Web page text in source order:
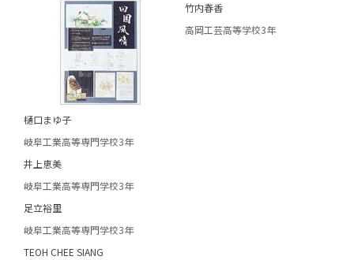
樋口まゆ子
岐阜工業高等専門学校3年
井上恵美
岐阜工業高等専門学校3年
足立裕里
岐阜工業高等専門学校3年
TEOH CHEE SIANG
竹内春香
高岡工芸高等学校3年